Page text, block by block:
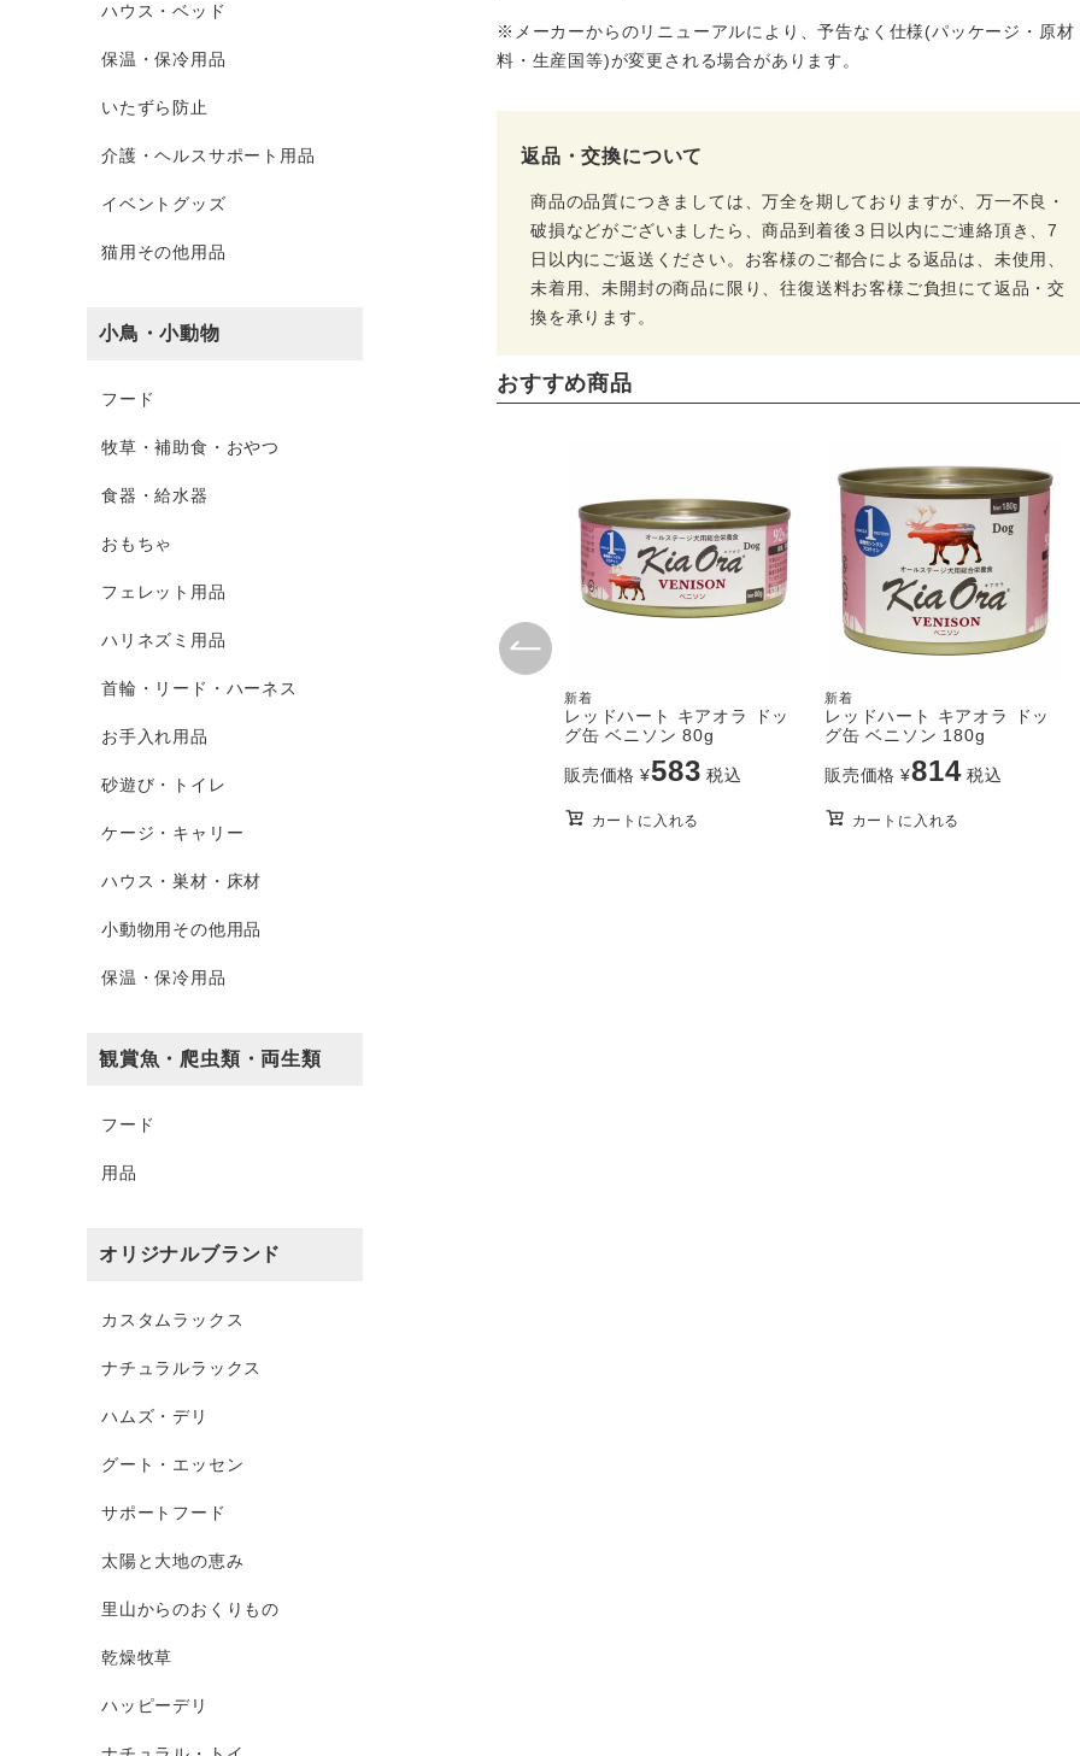
ハウス・ベッド
保温・保冷用品
いたずら防止
介護・ヘルスサポート用品
イベントグッズ
猫用その他用品
小鳥・小動物
フード
牧草・補助食・おやつ
食器・給水器
おもちゃ
フェレット用品
ハリネズミ用品
首輪・リード・ハーネス
お手入れ用品
砂遊び・トイレ
ケージ・キャリー
ハウス・巣材・床材
小動物用その他用品
保温・保冷用品
観賞魚・爬虫類・両生類
フード
用品
オリジナルブランド
カスタムラックス
ナチュラルラックス
ハムズ・デリ
グート・エッセン
サポートフード
太陽と大地の恵み
里山からのおくりもの
乾燥牧草
ハッピーデリ
※メーカーからのリニューアルにより、予告なく仕様(パッケージ・原材
料・生産国等)が変更される場合があります。
返品・交換について
商品の品質につきましては、万全を期しておりますが、万一不良・
破損などがございましたら、商品到着後３日以内にご連絡頂き、7
日以内にご返送ください。お客様のご都合による返品は、未使用、
未着用、未開封の商品に限り、往復送料お客様ご負担にて返品・交
換を承ります。
おすすめ商品
新着
レッドハート キアオラ ドッ
グ缶 ベニソン 80g
販売価格 ¥583 税込
カートに入れる
新着
レッドハート キアオラ ドッ
グ缶 ベニソン 180g
販売価格 ¥814 税込
カートに入れる